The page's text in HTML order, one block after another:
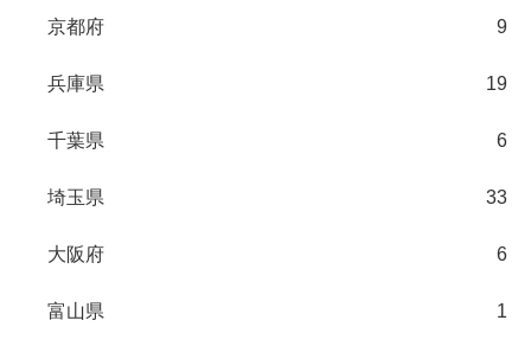
京都府 9
兵庫県 19
千葉県 6
埼玉県 33
大阪府 6
富山県 1